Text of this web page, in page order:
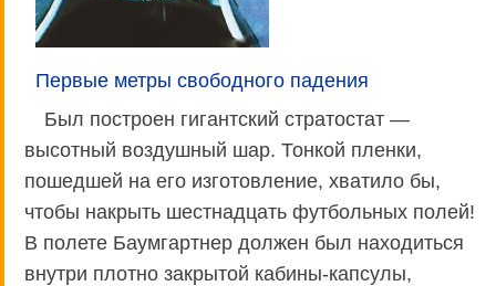
Первые метры свободного падения
Был построен гигантский стратостат —
высотный воздушный шар. Тонкой пленки,
пошедшей на его изготовление, хватило бы,
чтобы накрыть шестнадцать футбольных полей!
В полете Баумгартнер должен был находиться
внутри плотно закрытой кабины-капсулы,